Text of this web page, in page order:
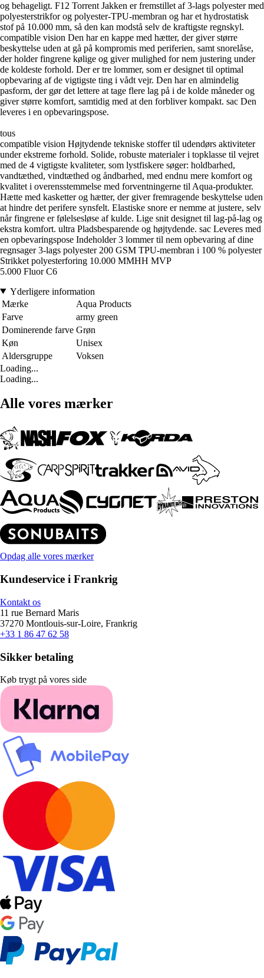
og behageligt. F12 Torrent Jakken er fremstillet af 3-lags polyester med
polyesterstrikfor og polyester-TPU-membran og har et hydrostatisk
stof på 10.000 mm, så den kan modstå selv de kraftigste regnskyl.
compatible vision Den har en kappe med hætter, der giver større
beskyttelse uden at gå på kompromis med periferien, samt snorelåse,
der holder fingrene kølige og giver mulighed for nem justering under
de koldeste forhold. Der er tre lommer, som er designet til optimal
opbevaring af de vigtigste ting i vådt vejr. Den har en almindelig
pasform, der gør det lettere at tage flere lag på i de kolde måneder og
giver større komfort, samtidig med at den forbliver kompakt. sac Den
leveres i en opbevaringspose.
tous
compatible vision Højtydende tekniske stoffer til udendørs aktiviteter
under ekstreme forhold. Solide, robuste materialer i topklasse til vejret
med de 4 vigtigste kvaliteter, som lystfiskere søger: holdbarhed,
vandtæthed, vindtæthed og åndbarhed, med endnu mere komfort og
kvalitet i overensstemmelse med forventningerne til Aqua-produkter.
Hætte med kasketter og hætter, der giver fremragende beskyttelse uden
at hindre det perifere synsfelt. Elastiske snore er nemme at justere, selv
når fingrene er følelsesløse af kulde. Lige snit designet til lag-på-lag og
ekstra komfort. ultra Pladsbesparende og højtydende. sac Leveres med
en opbevaringspose Indeholder 3 lommer til nem opbevaring af dine
regnsager 3-lags polyester 200 GSM TPU-membran i 100 % polyester
Strikket polyesterforing 10.000 MMHH MVP
5.000 Fluor C6
Yderligere information
Mærke
Aqua Products
Farve
army green
Dominerende farve Grøn
Køn
Unisex
Aldersgruppe
Voksen
Loading...
Loading...
Alle vores mærker
Opdag alle vores mærker
Kundeservice i Frankrig
Kontakt os
11 rue Bernard Maris
37270 Montlouis-sur-Loire, Frankrig
+33 1 86 47 62 58
Sikker betaling
Køb trygt på vores side